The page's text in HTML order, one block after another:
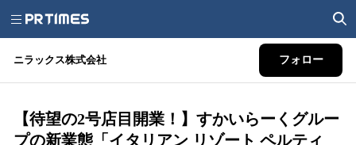
ニラックス株式会社 フォロー
【待望の2号店目開業！】すかいらーくグルー
プの新業態「イタリアン リゾート ペルティ